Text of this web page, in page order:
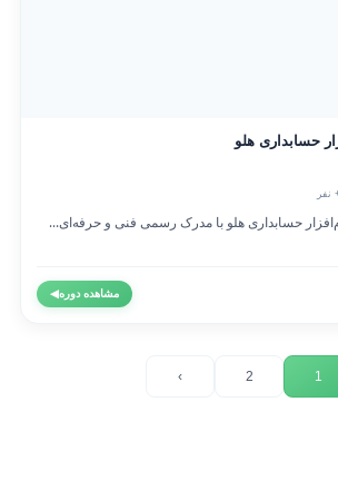
حسابداری هلو
حسابداری هلو با مدرک رسمی فنی و حرفه‌ای...
مشاهده دوره◀